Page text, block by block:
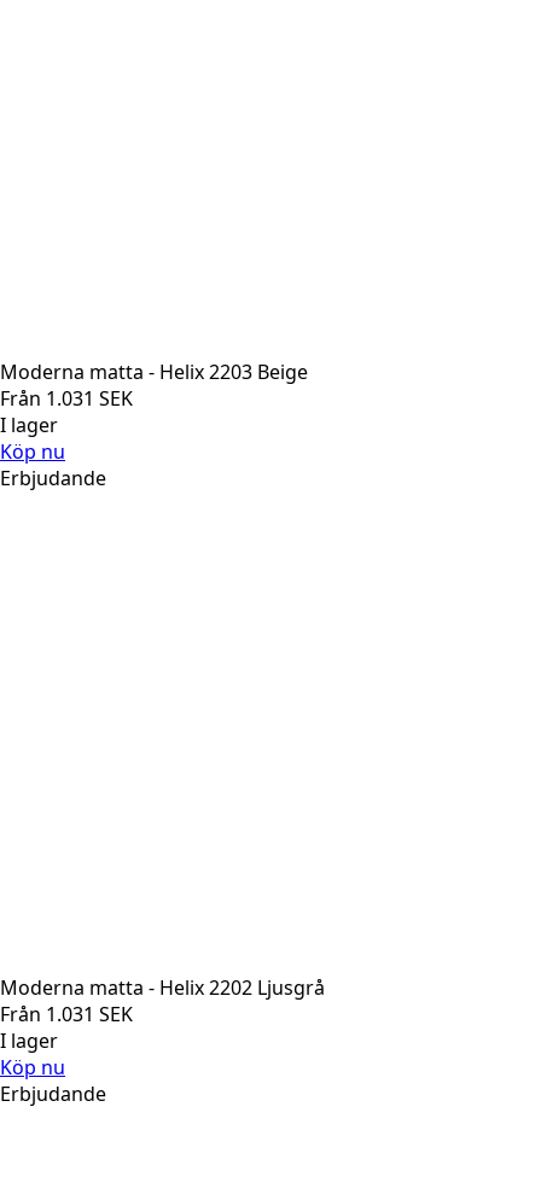
Moderna matta - Helix 2203 Beige
Från 1.031 SEK
I lager
Köp nu
Erbjudande
Moderna matta - Helix 2202 Ljusgrå
Från 1.031 SEK
I lager
Köp nu
Erbjudande